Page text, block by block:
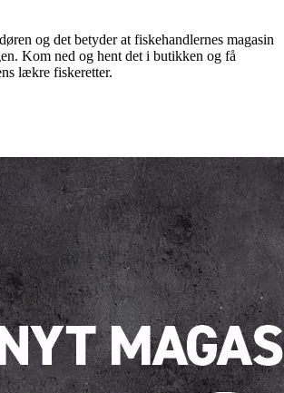
og det betyder at fiskehandlernes magasin
Kom ned og hent det i butikken og få
lækre fiskeretter.